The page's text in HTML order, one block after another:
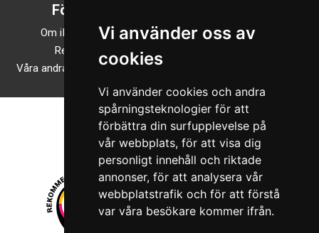
Vi använder oss av
cookies
Vi använder cookies och andra
spårningsteknologier för att
förbättra din surfupplevelse på
vår webbplats, för att visa dig
personligt innehåll och riktade
annonser, för att analysera vår
webbplatstrafik och för att förstå
var våra besökare kommer ifrån.
Företaget
Om iKörkortMC.se
Recensioner
Våra andra onlineutbildningar
TikTok